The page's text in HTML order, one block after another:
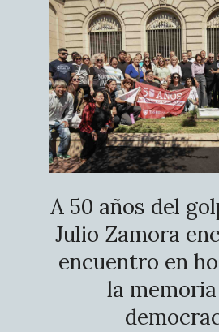
A 50 años del
Julio Zamora
encuentro en
la